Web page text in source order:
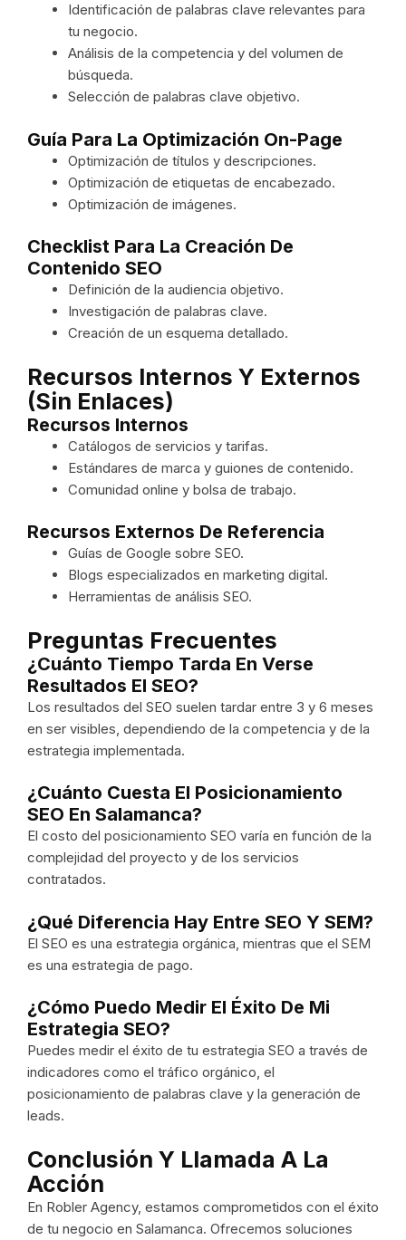
Identificación de palabras clave relevantes para
tu negocio.
Análisis de la competencia y del volumen de
búsqueda.
Selección de palabras clave objetivo.
Guía Para La Optimización On-Page
Optimización de títulos y descripciones.
Optimización de etiquetas de encabezado.
Optimización de imágenes.
Checklist Para La Creación De
Contenido SEO
Definición de la audiencia objetivo.
Investigación de palabras clave.
Creación de un esquema detallado.
Recursos Internos Y Externos
(sin Enlaces)
Recursos Internos
Catálogos de servicios y tarifas.
Estándares de marca y guiones de contenido.
Comunidad online y bolsa de trabajo.
Recursos Externos De Referencia
Guías de Google sobre SEO.
Blogs especializados en marketing digital.
Herramientas de análisis SEO.
Preguntas Frecuentes
¿Cuánto Tiempo Tarda En Verse
Resultados El SEO?
Los resultados del SEO suelen tardar entre 3 y 6 meses
en ser visibles, dependiendo de la competencia y de la
estrategia implementada.
¿Cuánto Cuesta El Posicionamiento
SEO En Salamanca?
El costo del posicionamiento SEO varía en función de la
complejidad del proyecto y de los servicios
contratados.
¿Qué Diferencia Hay Entre SEO Y SEM?
El SEO es una estrategia orgánica, mientras que el SEM
es una estrategia de pago.
¿Cómo Puedo Medir El Éxito De Mi
Estrategia SEO?
Puedes medir el éxito de tu estrategia SEO a través de
indicadores como el tráfico orgánico, el
posicionamiento de palabras clave y la generación de
leads.
Conclusión Y Llamada A La
Acción
En Robler Agency, estamos comprometidos con el éxito
de tu negocio en Salamanca. Ofrecemos soluciones